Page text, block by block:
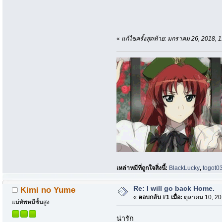
« แก้ไขครั้งสุดท้าย: มกราคม 26, 2018,
เหล่าหมีที่ถูกใจสิ่งนี้: BlackLucky,
Kimi no Yume
แม่ทัพหมีชั้นสูง
Re: I will go back Home.
« ตอบกลับ #1 เมื่อ: ตุลาคม 10,
น่ารัก